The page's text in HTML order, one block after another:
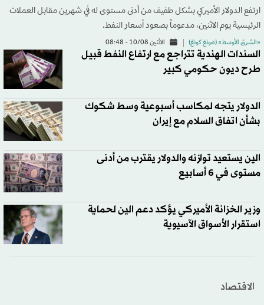
ارتفع الدولار الأميركي بشكل طفيف من أدنى مستوى له في شهرين مقابل العملات
الرئيسية يوم الاثنين، مدعوماً بصعود أسعار النفط.
«الشرق الأوسط» (هونغ كونغ) الاثنين 10/08 - 08:48
السندات الهندية تتراجع مع ارتفاع النفط قبيل
طرح ديون حكومي كبير
الدولار يتجه لمكاسب أسبوعية وسط شكوك
بشأن اتفاق السلام مع إيران
الين يستعيد توازنه والدولار يقترب من أدنى
مستوى في 6 أسابيع
وزير الخزانة الأميركي يؤكد دعم الين لحماية
استقرار الأسواق الآسيوية
الاقتصاد